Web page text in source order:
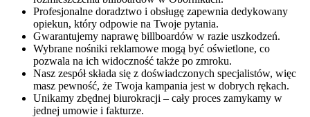
Profesjonalne doradztwo i obsługę zapewnia dedykowany
opiekun, który odpowie na Twoje pytania.
Gwarantujemy naprawę billboardów w razie uszkodzeń.
Wybrane nośniki reklamowe mogą być oświetlone, co
pozwala na ich widoczność także po zmroku.
Nasz zespół składa się z doświadczonych specjalistów, więc
masz pewność, że Twoja kampania jest w dobrych rękach.
Unikamy zbędnej biurokracji – cały proces zamykamy w
jednej umowie i fakturze.